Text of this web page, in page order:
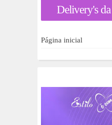
p
r
Delivery's
Página inicial